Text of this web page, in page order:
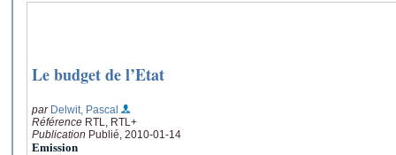
Le budget de l’Etat
par Delwit, Pascal
Référence RTL, RTL+
Publication Publié, 2010-01-14
Emission